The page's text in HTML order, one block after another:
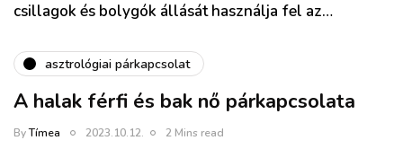
csillagok és bolygók állását használja fel az…
asztrológiai párkapcsolat
A halak férfi és bak nő párkapcsolata
ByTímea 2023.10.12. 2 Mins read